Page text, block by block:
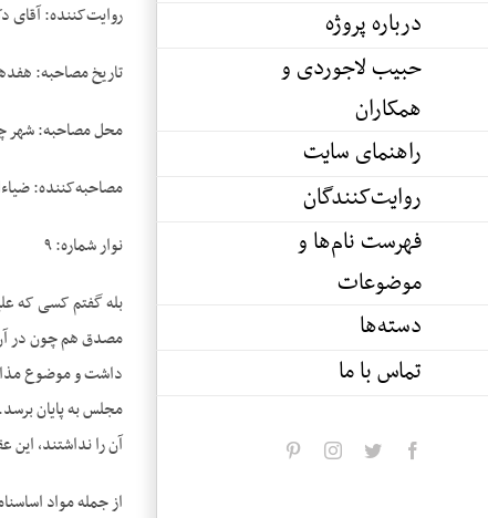
درباره پروژه
حبیب لاجوردی و
همکاران
راهنمای سایت
روایت‌کنندگان
فهرست نام‌ها و
موضوعات
دسته‌ها
تماس با ما
facebook
twitter
instagram
روایت‌‌کننده: آقای
تاریخ مصاحبه: هفدهم
محل مصاحبه: شهر
مصاحبه‌‌کننده:
نوار شماره: ۹
بله گفتم کسی که
مصدق هم چون در آن
داشت و موضوع
مجلس به پایان
آن را نداشتند، این
از جمله مواد